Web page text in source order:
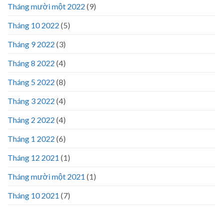
Tháng mười một 2022 (9)
Tháng 10 2022 (5)
Tháng 9 2022 (3)
Tháng 8 2022 (4)
Tháng 5 2022 (8)
Tháng 3 2022 (4)
Tháng 2 2022 (4)
Tháng 1 2022 (6)
Tháng 12 2021 (1)
Tháng mười một 2021 (1)
Tháng 10 2021 (7)